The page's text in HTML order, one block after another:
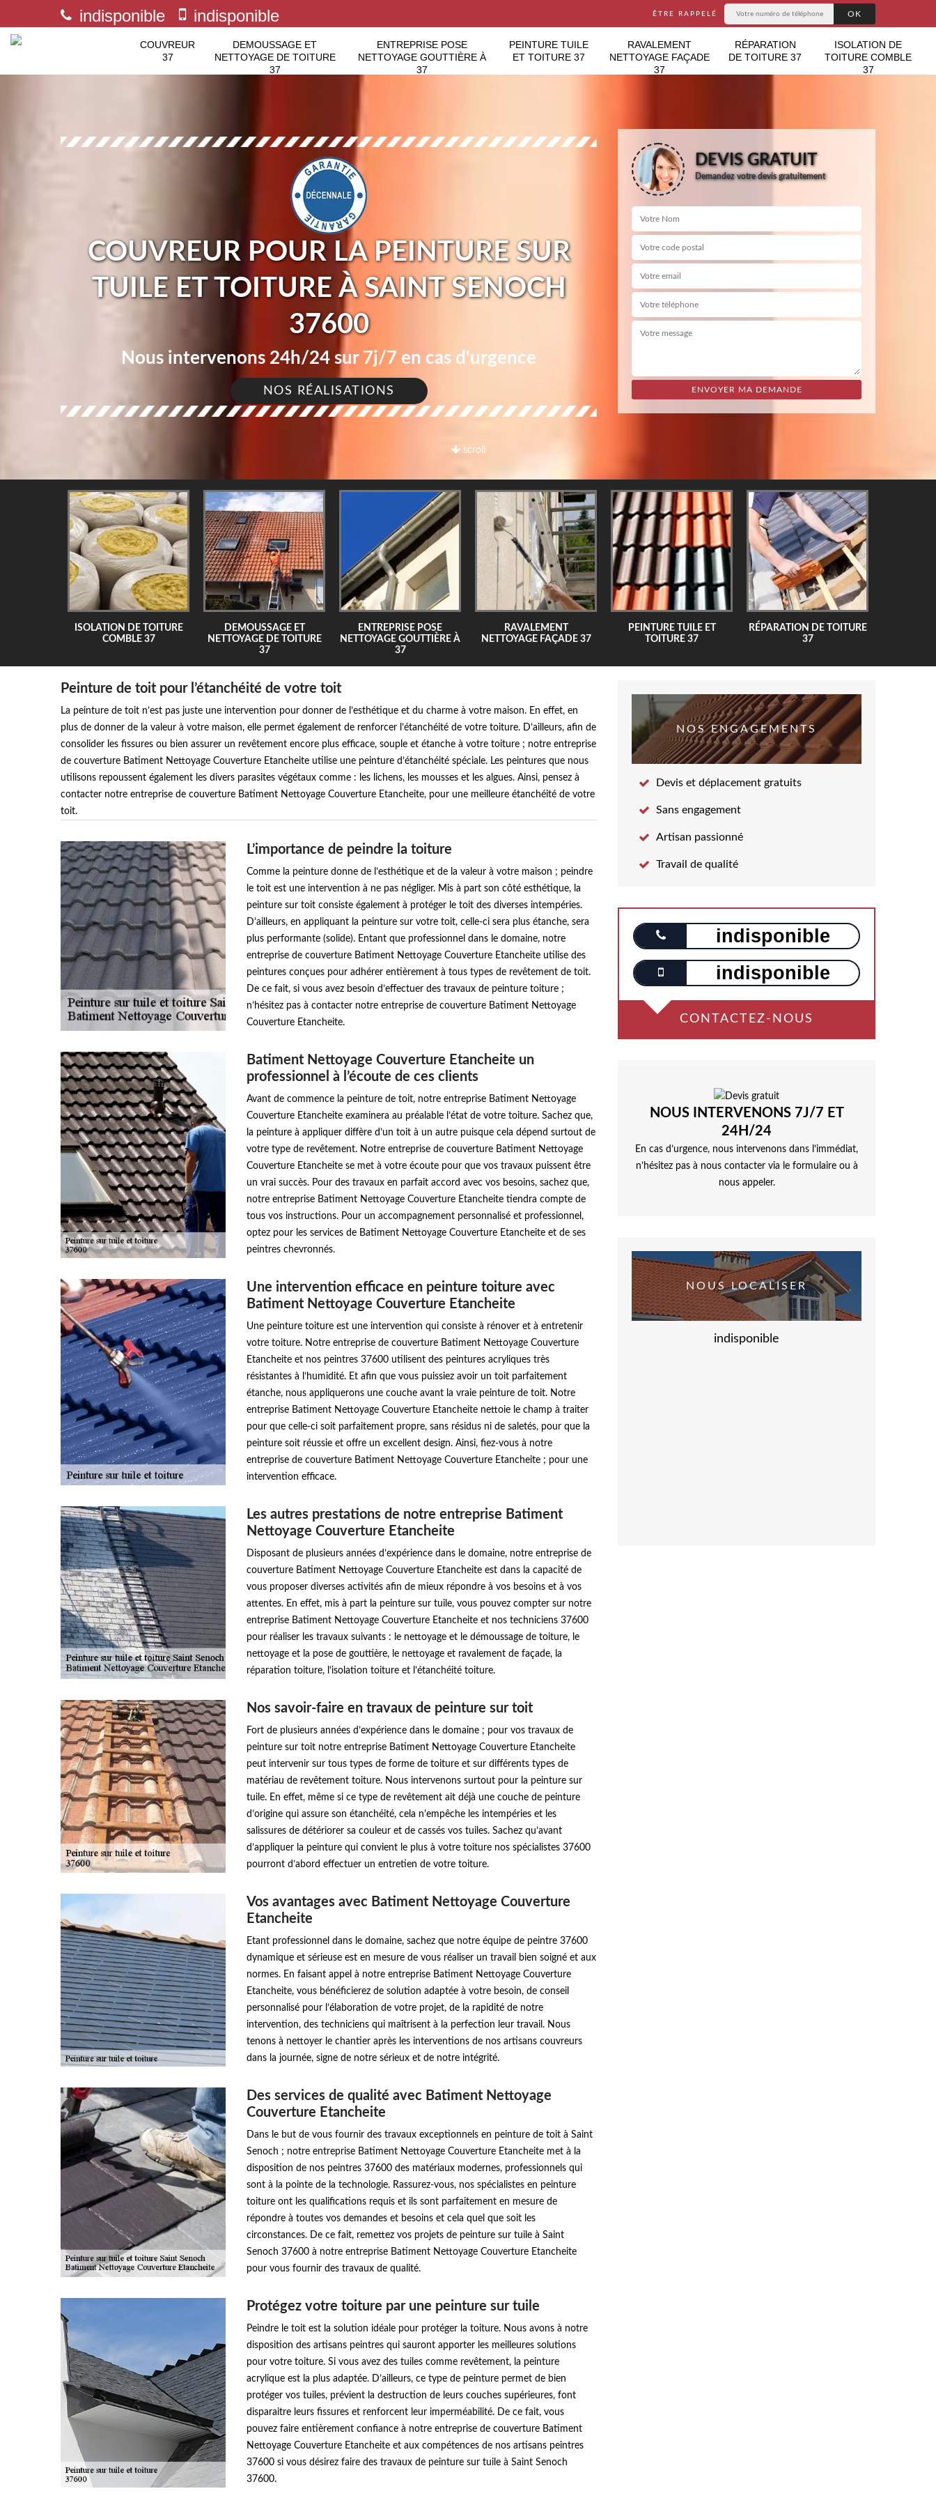
indisponible indisponible ÊTRE RAPPELÉ
COUVREUR
37
DEMOUSSAGE ET
NETTOYAGE DE TOITURE
37
ENTREPRISE POSE
NETTOYAGE GOUTTIÈRE À
37
PEINTURE TUILE
ET TOITURE 37
RAVALEMENT
NETTOYAGE FAÇADE
37
RÉPARATION
DE TOITURE 37
ISOLATION DE
TOITURE COMBLE
37
scroll
COUVREUR POUR LA PEINTURE SUR
TUILE ET TOITURE À SAINT SENOCH
37600
Nous intervenons 24h/24 sur 7j/7 en cas d'urgence
NOS RÉALISATIONS
DEVIS GRATUIT
Demandez votre devis gratuitement
ISOLATION DE TOITURE
COMBLE 37
DEMOUSSAGE ET
NETTOYAGE DE TOITURE
37
ENTREPRISE POSE
NETTOYAGE GOUTTIÈRE À
37
RAVALEMENT
NETTOYAGE FAÇADE 37
PEINTURE TUILE ET
TOITURE 37
RÉPARATION DE TOITURE
37
Peinture de toit pour l’étanchéité de votre toit
La peinture de toit n’est pas juste une intervention pour donner de l’esthétique et du charme à votre maison. En effet, en
plus de donner de la valeur à votre maison, elle permet également de renforcer l’étanchéité de votre toiture. D’ailleurs, afin de
consolider les fissures ou bien assurer un revêtement encore plus efficace, souple et étanche à votre toiture ; notre entreprise
de couverture Batiment Nettoyage Couverture Etancheite utilise une peinture d’étanchéité spéciale. Les peintures que nous
utilisons repoussent également les divers parasites végétaux comme : les lichens, les mousses et les algues. Ainsi, pensez à
contacter notre entreprise de couverture Batiment Nettoyage Couverture Etancheite, pour une meilleure étanchéité de votre
toit.
L’importance de peindre la toiture
Comme la peinture donne de l’esthétique et de la valeur à votre maison ; peindre
le toit est une intervention à ne pas négliger. Mis à part son côté esthétique, la
peinture sur toit consiste également à protéger le toit des diverses intempéries.
D’ailleurs, en appliquant la peinture sur votre toit, celle-ci sera plus étanche, sera
plus performante (solide). Entant que professionnel dans le domaine, notre
entreprise de couverture Batiment Nettoyage Couverture Etancheite utilise des
peintures conçues pour adhérer entièrement à tous types de revêtement de toit.
De ce fait, si vous avez besoin d’effectuer des travaux de peinture toiture ;
n’hésitez pas à contacter notre entreprise de couverture Batiment Nettoyage
Couverture Etancheite.
Batiment Nettoyage Couverture Etancheite un
professionnel à l’écoute de ces clients
Avant de commence la peinture de toit, notre entreprise Batiment Nettoyage
Couverture Etancheite examinera au préalable l’état de votre toiture. Sachez que,
la peinture à appliquer diffère d’un toit à un autre puisque cela dépend surtout de
votre type de revêtement. Notre entreprise de couverture Batiment Nettoyage
Couverture Etancheite se met à votre écoute pour que vos travaux puissent être
un vrai succès. Pour des travaux en parfait accord avec vos besoins, sachez que,
notre entreprise Batiment Nettoyage Couverture Etancheite tiendra compte de
tous vos instructions. Pour un accompagnement personnalisé et professionnel,
optez pour les services de Batiment Nettoyage Couverture Etancheite et de ses
peintres chevronnés.
Une intervention efficace en peinture toiture avec
Batiment Nettoyage Couverture Etancheite
Une peinture toiture est une intervention qui consiste à rénover et à entretenir
votre toiture. Notre entreprise de couverture Batiment Nettoyage Couverture
Etancheite et nos peintres 37600 utilisent des peintures acryliques très
résistantes à l’humidité. Et afin que vous puissiez avoir un toit parfaitement
étanche, nous appliquerons une couche avant la vraie peinture de toit. Notre
entreprise Batiment Nettoyage Couverture Etancheite nettoie le champ à traiter
pour que celle-ci soit parfaitement propre, sans résidus ni de saletés, pour que la
peinture soit réussie et offre un excellent design. Ainsi, fiez-vous à notre
entreprise de couverture Batiment Nettoyage Couverture Etancheite ; pour une
intervention efficace.
Les autres prestations de notre entreprise Batiment
Nettoyage Couverture Etancheite
Disposant de plusieurs années d’expérience dans le domaine, notre entreprise de
couverture Batiment Nettoyage Couverture Etancheite est dans la capacité de
vous proposer diverses activités afin de mieux répondre à vos besoins et à vos
attentes. En effet, mis à part la peinture sur tuile, vous pouvez compter sur notre
entreprise Batiment Nettoyage Couverture Etancheite et nos techniciens 37600
pour réaliser les travaux suivants : le nettoyage et le démoussage de toiture, le
nettoyage et la pose de gouttière, le nettoyage et ravalement de façade, la
réparation toiture, l’isolation toiture et l’étanchéité toiture.
Nos savoir-faire en travaux de peinture sur toit
Fort de plusieurs années d’expérience dans le domaine ; pour vos travaux de
peinture sur toit notre entreprise Batiment Nettoyage Couverture Etancheite
peut intervenir sur tous types de forme de toiture et sur différents types de
matériau de revêtement toiture. Nous intervenons surtout pour la peinture sur
tuile. En effet, même si ce type de revêtement ait déjà une couche de peinture
d’origine qui assure son étanchéité, cela n’empêche les intempéries et les
salissures de détériorer sa couleur et de cassés vos tuiles. Sachez qu’avant
d’appliquer la peinture qui convient le plus à votre toiture nos spécialistes 37600
pourront d’abord effectuer un entretien de votre toiture.
Vos avantages avec Batiment Nettoyage Couverture
Etancheite
Etant professionnel dans le domaine, sachez que notre équipe de peintre 37600
dynamique et sérieuse est en mesure de vous réaliser un travail bien soigné et aux
normes. En faisant appel à notre entreprise Batiment Nettoyage Couverture
Etancheite, vous bénéficierez de solution adaptée à votre besoin, de conseil
personnalisé pour l’élaboration de votre projet, de la rapidité de notre
intervention, des techniciens qui maîtrisent à la perfection leur travail. Nous
tenons à nettoyer le chantier après les interventions de nos artisans couvreurs
dans la journée, signe de notre sérieux et de notre intégrité.
Des services de qualité avec Batiment Nettoyage
Couverture Etancheite
Dans le but de vous fournir des travaux exceptionnels en peinture de toit à Saint
Senoch ; notre entreprise Batiment Nettoyage Couverture Etancheite met à la
disposition de nos peintres 37600 des matériaux modernes, professionnels qui
sont à la pointe de la technologie. Rassurez-vous, nos spécialistes en peinture
toiture ont les qualifications requis et ils sont parfaitement en mesure de
répondre à toutes vos demandes et besoins et cela quel que soit les
circonstances. De ce fait, remettez vos projets de peinture sur tuile à Saint
Senoch 37600 à notre entreprise Batiment Nettoyage Couverture Etancheite
pour vous fournir des travaux de qualité.
Protégez votre toiture par une peinture sur tuile
Peindre le toit est la solution idéale pour protéger la toiture. Nous avons à notre
disposition des artisans peintres qui sauront apporter les meilleures solutions
pour votre toiture. Si vous avez des tuiles comme revêtement, la peinture
acrylique est la plus adaptée. D’ailleurs, ce type de peinture permet de bien
protéger vos tuiles, prévient la destruction de leurs couches supérieures, font
disparaitre leurs fissures et renforcent leur imperméabilité. De ce fait, vous
pouvez faire entièrement confiance à notre entreprise de couverture Batiment
Nettoyage Couverture Etancheite et aux compétences de nos artisans peintres
37600 si vous désirez faire des travaux de peinture sur tuile à Saint Senoch
37600.
NOS ENGAGEMENTS
Devis et déplacement gratuits
Sans engagement
Artisan passionné
Travail de qualité
indisponible
indisponible
CONTACTEZ-NOUS
NOUS INTERVENONS 7J/7 ET
24H/24
En cas d’urgence, nous intervenons dans l’immédiat,
n’hésitez pas à nous contacter via le formulaire ou à
nous appeler.
NOUS LOCALISER
indisponible